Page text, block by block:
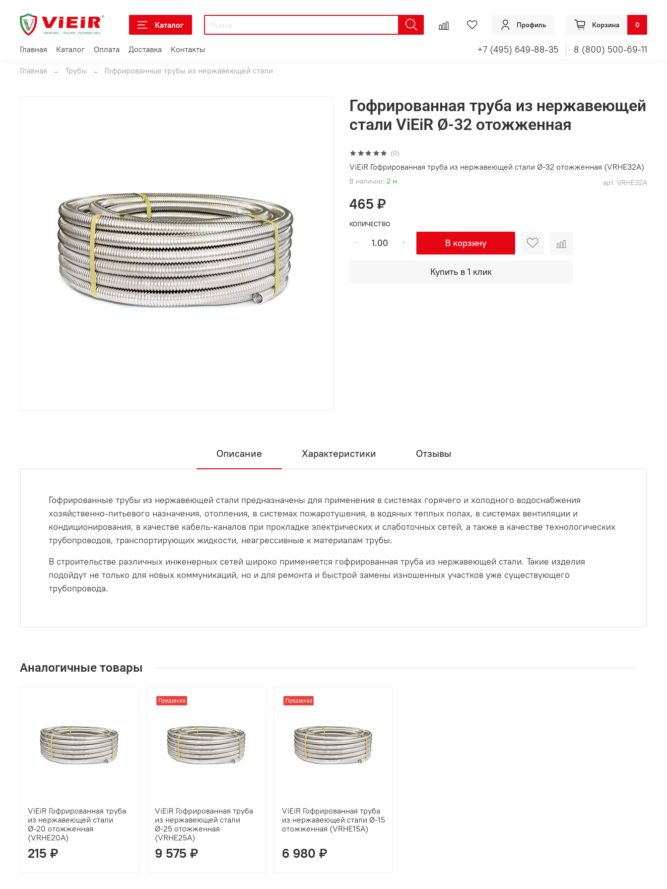
Каталог Профиль Корзина 0
Главная Каталог Оплата Доставка Контакты +7 (495) 649-88-35 8 (800) 500-69-11
Главная Трубы Гофрированные трубы из нержавеющей стали
(0)
арт. VRHE32A
В наличии: 2 м
Гофрированная труба из нержавеющей
стали ViEiR Ø-32 отожженная
465 ₽
КОЛИЧЕСТВО
В корзину
Купить в 1 клик
ViEiR Гофрированная труба из нержавеющей стали Ø-32 отожженная (VRHE32A)
Описание Характеристики Отзывы
Гофрированные трубы из нержавеющей стали предназначены для применения в системах горячего и холодного водоснабжения
хозяйственно-питьевого назначения, отопления, в системах пожаротушения, в водяных теплых полах, в системах вентиляции и
кондиционирования, в качестве кабель-каналов при прокладке электрических и слаботочных сетей, а также в качестве технологических
трубопроводов, транспортирующих жидкости, неагрессивные к материалам трубы.
В строительстве различных инженерных сетей широко применяется гофрированная труба из нержавеющей стали. Такие изделия
подойдут не только для новых коммуникаций, но и для ремонта и быстрой замены изношенных участков уже существующего
трубопровода.
Аналогичные товары
ViEiR Гофрированная труба
из нержавеющей стали
Ø-20 отожженная
(VRHE20A)
215 ₽
Предзаказ
ViEiR Гофрированная труба
из нержавеющей стали
Ø-25 отожженная
(VRHE25A)
9 575 ₽
Предзаказ
ViEiR Гофрированная труба
из нержавеющей стали Ø-15
отожженная (VRHE15A)
6 980 ₽